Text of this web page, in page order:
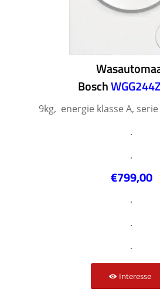
Bosch
9kg, energie klasse A,
.
.
€799,00
.
.
.
Interesse